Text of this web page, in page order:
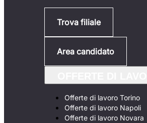
Trova filiale
Area candidato
Offerte di lavoro Torino
Offerte di lavoro Napoli
Offerte di lavoro Novara